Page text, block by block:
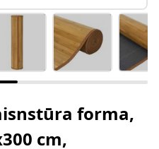
forma,
cm,